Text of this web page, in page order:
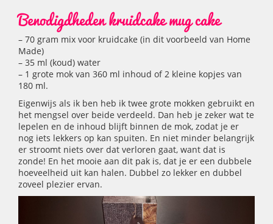
Benodigdheden kruidcake mug cake
– 70 gram mix voor kruidcake (in dit voorbeeld van Home
Made)
– 35 ml (koud) water
– 1 grote mok van 360 ml inhoud of 2 kleine kopjes van
180 ml.
Eigenwijs als ik ben heb ik twee grote mokken gebruikt en
het mengsel over beide verdeeld. Dan heb je zeker wat te
lepelen en de inhoud blijft binnen de mok, zodat je er
nog iets lekkers op kan spuiten. En niet minder belangrijk
er stroomt niets over dat verloren gaat, want dat is
zonde! En het mooie aan dit pak is, dat je er een dubbele
hoeveelheid uit kan halen. Dubbel zo lekker en dubbel
zoveel plezier ervan.